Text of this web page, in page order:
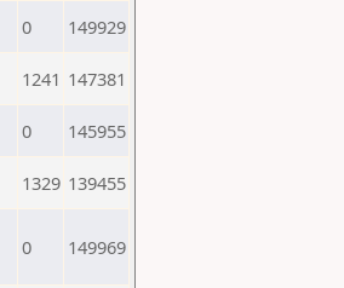
0 149929
1241 147381
0 145955
1329 139455
0 149969